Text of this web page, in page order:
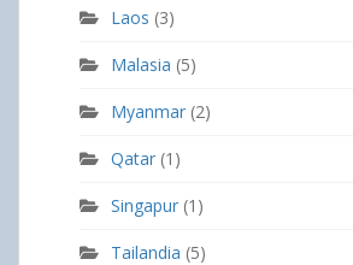
Laos (3)
Malasia (5)
Myanmar (2)
Qatar (1)
Singapur (1)
Tailandia (5)